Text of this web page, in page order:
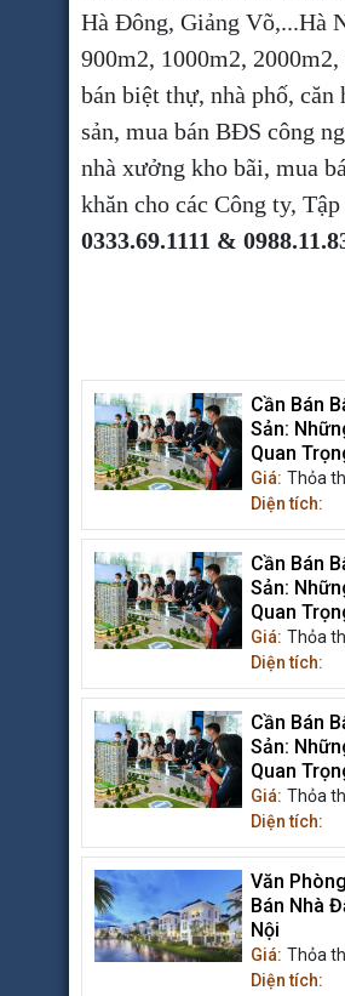
Hà Đông, Giảng Võ,...Hà
900m2, 1000m2,
bán biệt thự, nhà phố,
sản, mua bán BĐS công
nhà xưởng kho bãi, mua
khăn cho các Công ty,
0333.69.1111 &
Cần Bán
Sản:
Quan
Được Giá
Giá: Thỏa
Diện tích:
Cần Bán
Sản:
Quan
Được Giá
Giá: Thỏa
Diện tích:
Cần Bán
Sản:
Quan
Được Giá
Giá: Thỏa
Diện tích:
Văn
Bán Nhà
Nội
Giá: Thỏa
Diện tích: